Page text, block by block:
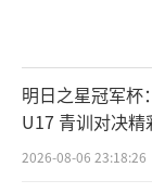
明日之星冠军杯
U17 青训对决精
2026-08-06 23:18:26